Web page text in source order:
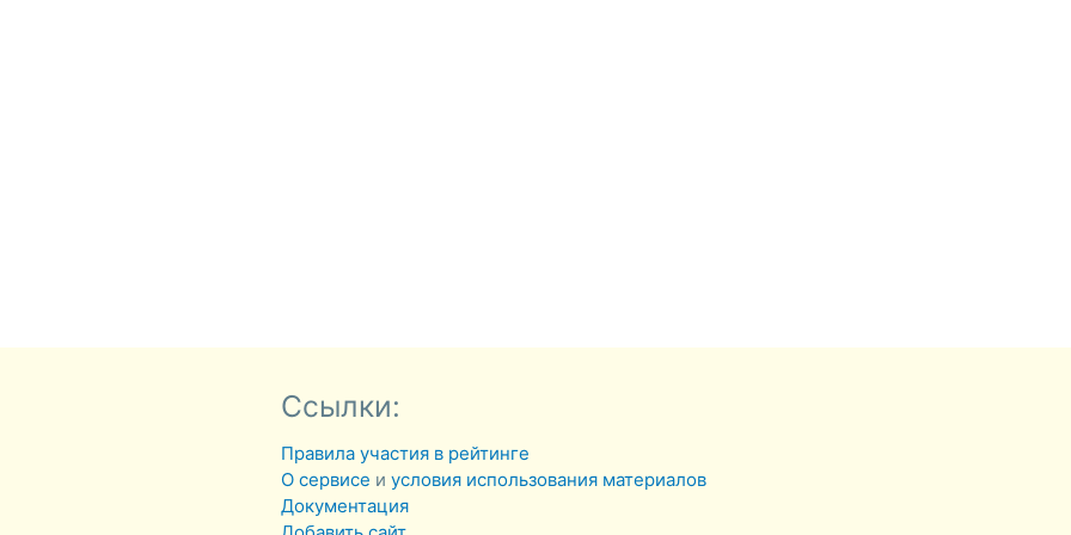
Ссылки:
Правила участия в рейтинге
О сервисе иусловия использования материалов
Документация